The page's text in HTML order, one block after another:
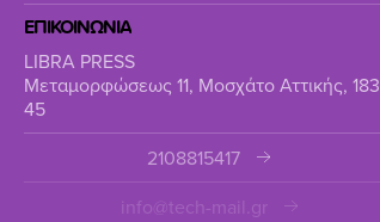
ΕΠΙΚΟΙΝΩΝΙΑ
LIBRA PRESS
Μεταμορφώσεως 11, Μοσχάτο Αττικής, 183
45
2108815417
info@tech-mail.gr